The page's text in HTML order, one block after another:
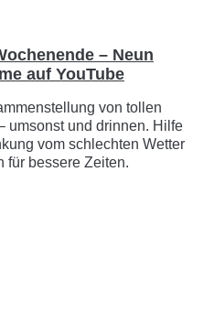
– Neun
auf YouTube
von tollen
umsonst und drinnen. Hilfe
vom schlechten Wetter
für bessere Zeiten.